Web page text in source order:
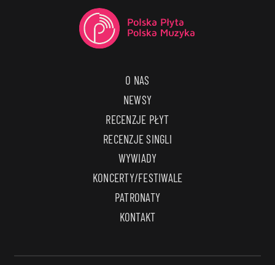
O NAS
NEWSY
RECENZJE PŁYT
RECENZJE SINGLI
WYWIADY
KONCERTY/FESTIWALE
PATRONATY
KONTAKT